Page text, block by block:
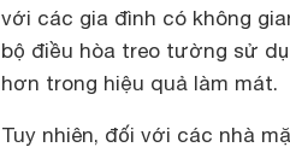
với các gia đình có không
bộ điều hòa treo tường sử
hơn trong hiệu quả làm mát.
Tuy nhiên, đối với các nhà